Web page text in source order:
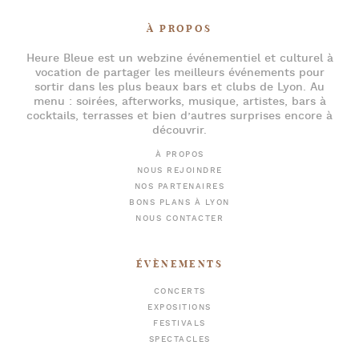
À PROPOS
Heure Bleueest un webzine événementiel et culturel à
vocation de partager les meilleurs événements pour
sortir dans les plus beaux bars et clubs de Lyon. Au
menu : soirées, afterworks, musique, artistes, bars à
cocktails, terrasses et bien d’autres surprises encore à
découvrir.
À PROPOS
NOUS REJOINDRE
NOS PARTENAIRES
BONS PLANS À LYON
NOUS CONTACTER
ÉVÈNEMENTS
CONCERTS
EXPOSITIONS
FESTIVALS
SPECTACLES